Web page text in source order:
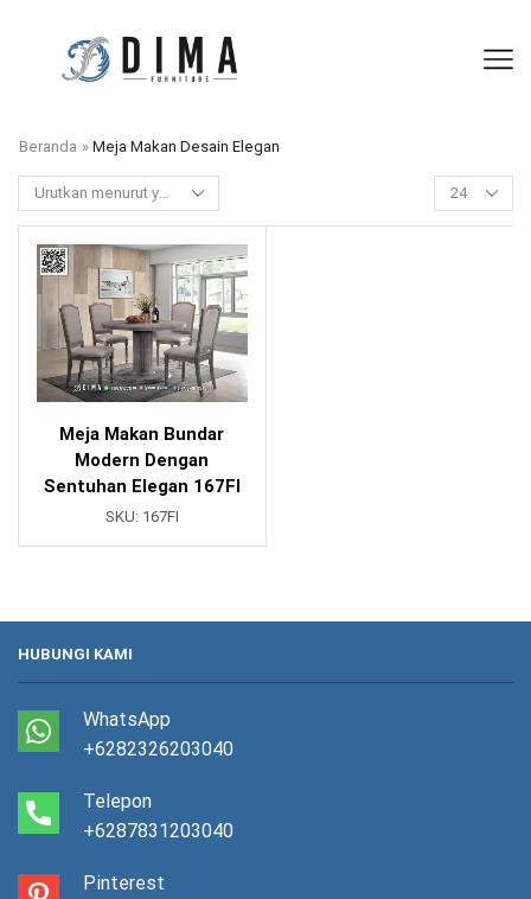
Beranda » Meja Makan Desain Elegan
Meja Makan Bundar
Modern Dengan
Sentuhan Elegan 167FI
SKU: 167FI
HUBUNGI KAMI
WhatsApp
+6282326203040
Telepon
+6287831203040
Pinterest